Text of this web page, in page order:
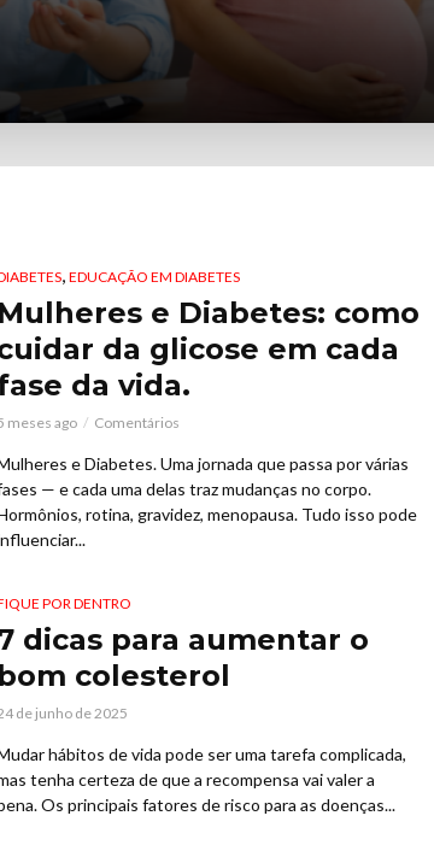
, EDUCAÇÃO EM DIABETES
Mulheres e Diabetes: como
da glicose em cada
da vida.
meses ago Comentários
e Diabetes. Uma jornada que passa por várias
— e cada uma delas traz mudanças no corpo.
rotina, gravidez, menopausa. Tudo isso pode
POR DENTRO
dicas para aumentar o
bom colesterol
de junho de 2025
hábitos de vida pode ser uma tarefa complicada,
tenha certeza de que a recompensa vai valer a
Os principais fatores de risco para as doenças...